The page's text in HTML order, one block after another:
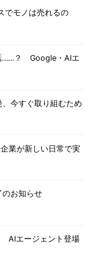
でモノは売れるの
……？ Google・AIエ
今すぐ取り組むため
業が新しい日常で実
のお知らせ
AIエージェント登場